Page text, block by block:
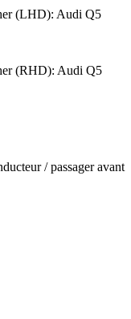
/ passager avant